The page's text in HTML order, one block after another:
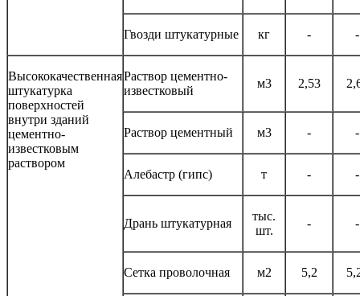
Гвозди штукатурные кг - -
Высококачественная
штукатурка
поверхностей
внутри зданий
цементно-
известковым
раствором
Раствор цементно-
известковый
м3 2,53
Раствор цементный м3 - -
Алебастр (гипс) т - -
Дрань штукатурная
тыс.
шт.
- -
Сетка проволочная м2 5,2